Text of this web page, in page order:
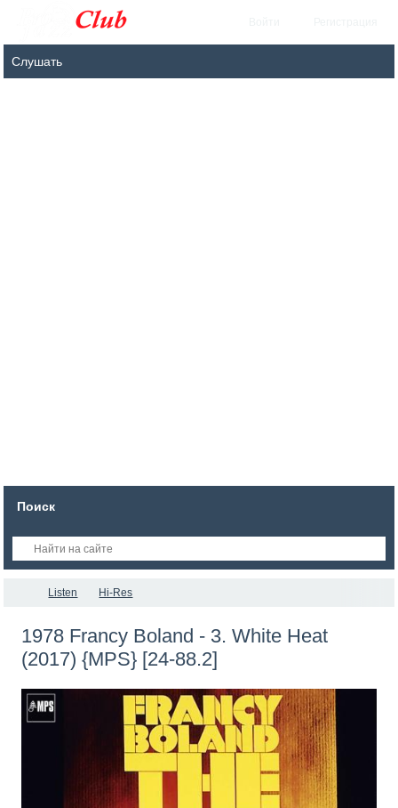
Поиск
Listen Hi-Res
1978 Francy Boland - 3. White Heat
(2017) {MPS} [24-88.2]